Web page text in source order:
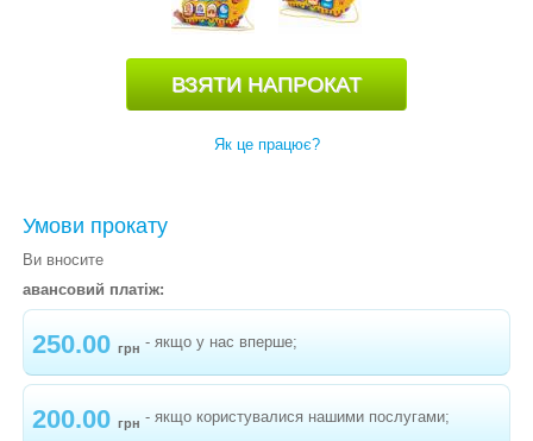
РАДІОНЯНІ, ВІДЕОНЯНІ
РОЗВИВАЮЧІ ІГРАШКИ
БІЗІБОРД ТРАКТОР BOOBAKIKI
- БІЗІБУДИНОЧОК BOOBAKIKI
- ГРАЛЬНИЙ КОМПЛЕКС БУДИНОЧОК НА
ДЕРЕВІ
- БІЗІБОРД МАШИНКА ВЕЛИКА
- СТОЛИК СТРИБУЧІ КУЛЬКИ
Як це працює?
Умови прокату
Ви вносите
авансовий платіж:
250.00 грн - якщо у нас вперше;
200.00 грн - якщо користувалися нашими послугами;